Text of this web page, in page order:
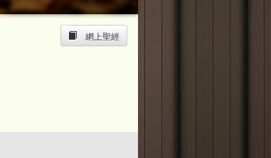
網上聖經